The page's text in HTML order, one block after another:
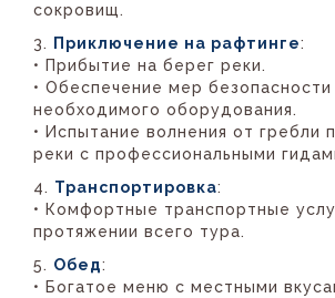
сокровищ.
Приключение на рафтинге:
• Прибытие на берег реки.
• Обеспечение мер безопасности
необходимого оборудования.
• Испытание волнения от гребли
реки с профессиональными
Транспортировка:
• Комфортные транспортные
протяжении всего тура.
Обед:
• Богатое меню с местными